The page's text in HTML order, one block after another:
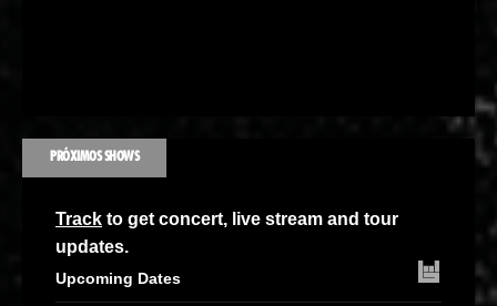
PRÓXIMOS SHOWS
Track to get concert, live stream and tour
updates.
Upcoming Dates